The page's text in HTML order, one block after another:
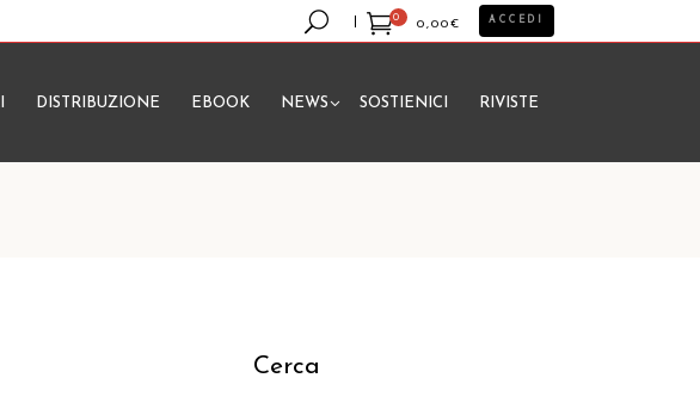
0
0,00€
Nessun prodotto nel carrello.
ACCEDI
DISTRIBUZIONE EBOOK NEWS SOSTIENICI RIVISTE
Cerca